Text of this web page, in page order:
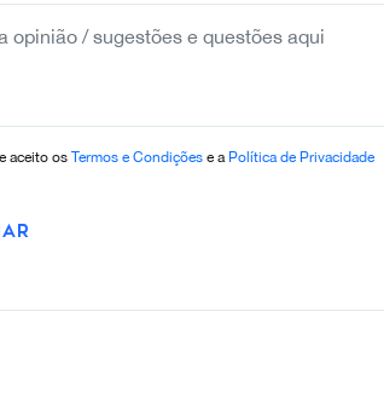
aceito os Termos e Condições e a Política de Privacidade